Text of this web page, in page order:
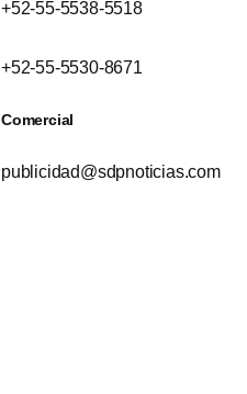
+52-55-5538-5518
+52-55-5530-8671
Comercial
publicidad@sdpnoticias.com